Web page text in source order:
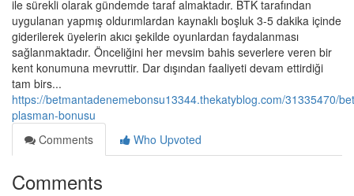
ile sürekli olarak gündemde taraf almaktadır. BTK tarafından
uygulanan yapmış oldurımlardan kaynaklı boşluk 3-5 dakika içinde
giderilerek üyelerin akıcı şekilde oyunlardan faydalanması
sağlanmaktadır. Önceliğini her mevsim bahis severlere veren bir
kent konumuna mevruttir. Dar dışından faaliyeti devam ettirdiği
tam birs...
https://betmantadenemebonsu13344.thekatyblog.com/31335470/
plasman-bonusu
Comments
Who Upvoted
Comments